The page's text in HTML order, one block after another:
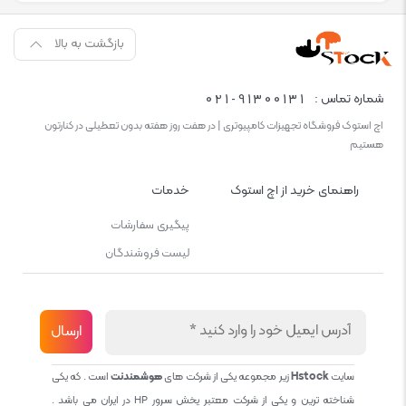
بازگشت به بالا
شماره تماس : 021-91300131
اچ استوک فروشگاه تجهیزات کامپیوتری | در هفت روز هفته بدون تعطیلی در کنارتون
هستیم
راهنمای خرید از اچ استوک خدمات
پیگیری سفارشات
لیست فروشندگان
سایتHstockزیر مجموعه یکی از شرکت هایهوشمندنتاست . که یکی
شناخته ترین و یکی از شرکت معتبر پخش سرور HP در ایران می باشد .